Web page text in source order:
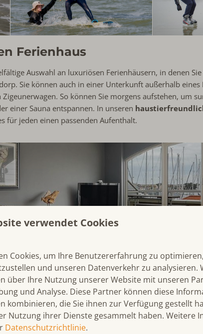
Ferienhaus
Auswahl an luxuriösen Ferienhäusern, in denen
Sie können auch in einer Unterkunft außerhalb
So können Sie morgens aufstehen, um
einer Sauna entspannen. In unseren
für jeden einen passenden Aufenthalt.
an
verwendet Cookies
Cookies, um Ihre Benutzererfahrung zu
und unseren Datenverkehr zu analysieren.
über Ihre Nutzung unserer Website mit unseren
und Analyse. Diese Partner können diese
kombinieren, die Sie ihnen zur Verfügung gestellt
Nutzung ihrer Dienste gesammelt haben. Weitere
Datenschutzrichtlinie.